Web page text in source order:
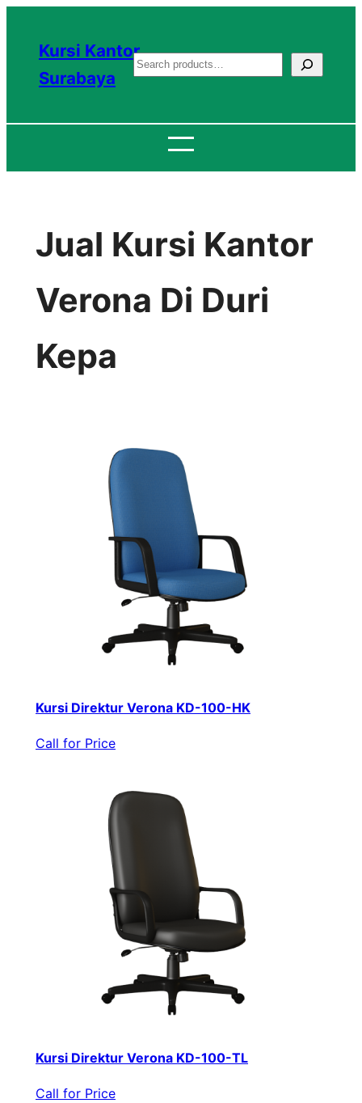
konten
Kursi Kantor
Surabaya
S
a
c
Jual Kursi Kantor
Verona Di Duri
Kepa
Kursi Direktur Verona KD-100-HK
Call for Price
Kursi Direktur Verona KD-100-TL
Call for Price